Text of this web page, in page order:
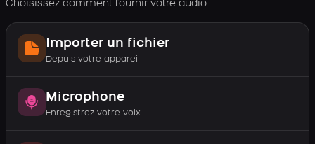
Choisissez comment fournir votre audio
Importer un fichier
Depuis votre appareil
Microphone
Enregistrez votre voix